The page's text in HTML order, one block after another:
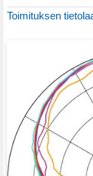
Toimituksen